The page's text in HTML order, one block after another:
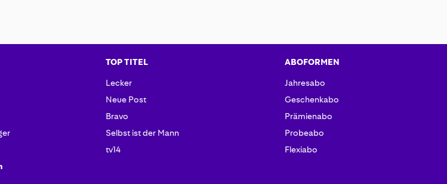
TOP TITEL
Lecker
Neue Post
Bravo
Selbst ist der Mann
tv14
ABOFORMEN
Jahresabo
Geschenkabo
Prämienabo
Probeabo
Flexiabo